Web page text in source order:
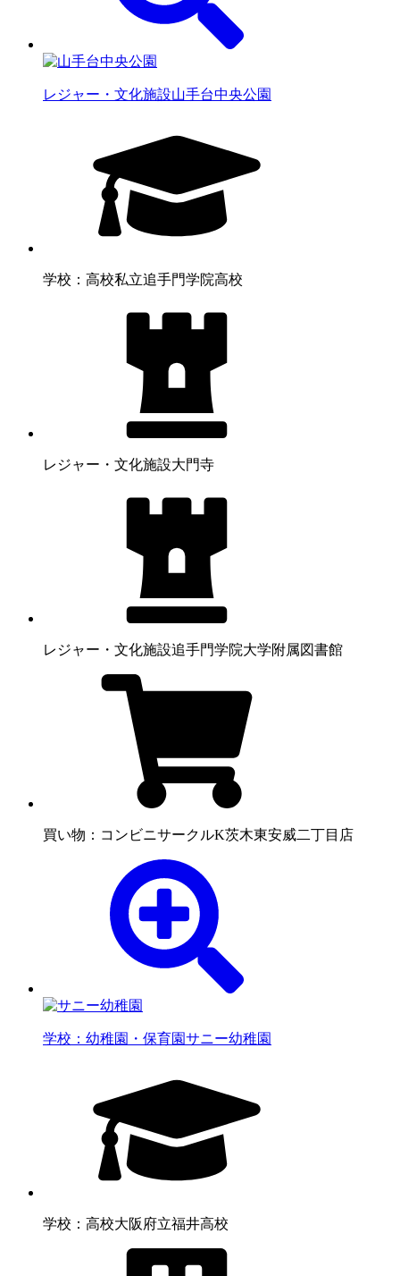
レジャー・文化施設山手台中央公園
学校：高校私立追手門学院高校
レジャー・文化施設大門寺
レジャー・文化施設追手門学院大学附属図書館
買い物：コンビニサークルK茨木東安威二丁目店
学校：幼稚園・保育園サニー幼稚園
学校：高校大阪府立福井高校